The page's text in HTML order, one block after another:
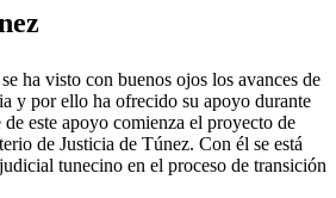
ha visto con buenos ojos los avances de
y por ello ha ofrecido su apoyo durante
este apoyo comienza el proyecto de
de Justicia de Túnez. Con él se está
tunecino en el proceso de transición